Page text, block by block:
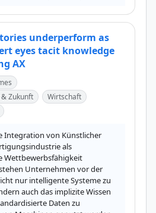
underperform as
eyes tacit knowledge
AX
Zukunft
Wirtschaft
Integration von Künstlicher
als
Wettbewerbsfähigkeit
Unternehmen vor der
nur intelligente Systeme zu
auch das implizite Wissen
Daten zu